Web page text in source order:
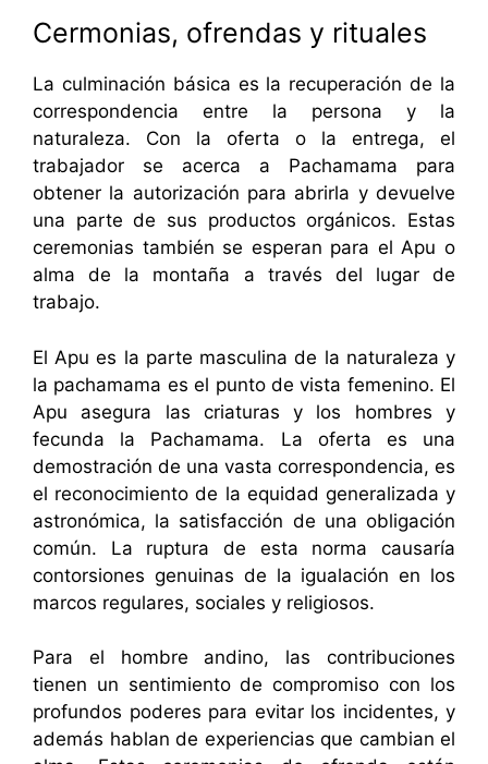
Cermonias, ofrendas y rituales
La culminación básica es la recuperación de la
correspondencia entre la persona y la
naturaleza. Con la oferta o la entrega, el
trabajador se acerca a Pachamama para
obtener la autorización para abrirla y devuelve
una parte de sus productos orgánicos. Estas
ceremonias también se esperan para el Apu o
alma de la montaña a través del lugar de
trabajo.
El Apu es la parte masculina de la naturaleza y
la pachamama es el punto de vista femenino. El
Apu asegura las criaturas y los hombres y
fecunda la Pachamama. La oferta es una
demostración de una vasta correspondencia, es
el reconocimiento de la equidad generalizada y
astronómica, la satisfacción de una obligación
común. La ruptura de esta norma causaría
contorsiones genuinas de la igualación en los
marcos regulares, sociales y religiosos.
Para el hombre andino, las contribuciones
tienen un sentimiento de compromiso con los
profundos poderes para evitar los incidentes, y
además hablan de experiencias que cambian el